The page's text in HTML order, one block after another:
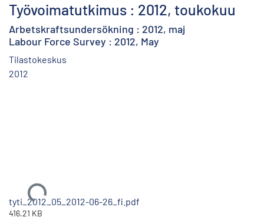
Työvoimatutkimus : 2012, toukokuu
Arbetskraftsundersökning : 2012, maj
Labour Force Survey : 2012, May
Tilastokeskus
2012
Ladataan...
tyti_2012_05_2012-06-26_fi.pdf
416.21 KB